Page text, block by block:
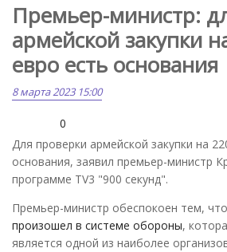
Премьер-министр:
армейской закупки
евро есть основания
8 марта 2023 15:00
0
Для проверки армейской закупки на
основания, заявил премьер-министр
программе TV3 "900 секунд".
Премьер-министр обеспокоен тем, что
произошел в системе обороны,
является одной из наиболее